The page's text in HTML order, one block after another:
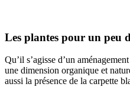
Les plantes pour un peu
Qu’il s’agisse d’un
une dimension organique et
aussi la présence de la carpette